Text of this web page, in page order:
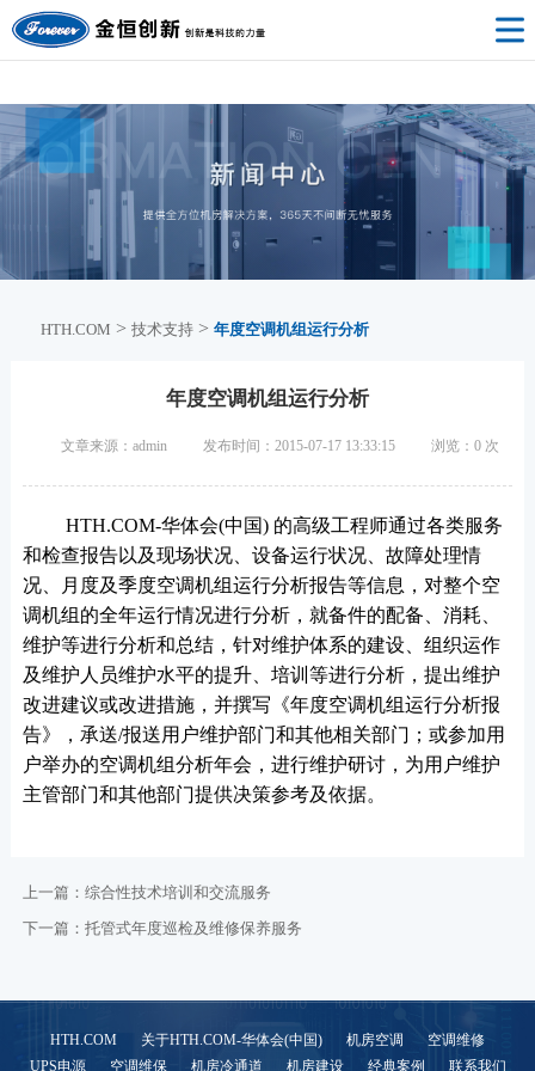
HTH.COM
HTH.COM > 技术支持> 年度空调机组运行分析
年度空调机组运行分析
文章来源：admin 发布时间：2015-07-17 13:33:15 浏览： 0次
HTH.COM-华体会(中国) 的高级工程师通过各类服务
和检查报告以及现场状况、设备运行状况、故障处理情
况、月度及季度空调机组运行分析报告等信息，对整个空
调机组的全年运行情况进行分析，就备件的配备、消耗、
维护等进行分析和总结，针对维护体系的建设、组织运作
及维护人员维护水平的提升、培训等进行分析，提出维护
改进建议或改进措施，并撰写《年度空调机组运行分析报
告》，承送/报送用户维护部门和其他相关部门；或参加用
户举办的空调机组分析年会，进行维护研讨，为用户维护
主管部门和其他部门提供决策参考及依据。
上一篇： 综合性技术培训和交流服务
下一篇： 托管式年度巡检及维修保养服务
HTH.COM 关于HTH.COM-华体会(中国) 机房空调
空调维修
UPS电源
空调维保 机房冷通道 机房建设 经典案例 联系我们